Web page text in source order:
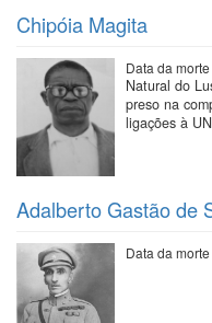
Chipóia Magita
Data da morte
Natural do
preso na
ligações à
Adalberto Gastão de
Data da morte